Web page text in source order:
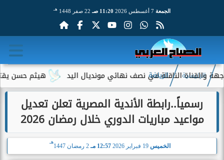
الجمعة 11:20 صـ 22 صفر 1448 هـ
هيثم حسن يقترب من الناقلة في نصف نهائي مونديال اليد
الرئيسية الرياضة
رسمياً..رابطة الأندية المصرية تعلن تعديل
مواعيد مباريات الدوري خلال رمضان 2026
الخميس 12:57 مـ 2 رمضان 1447
هـ